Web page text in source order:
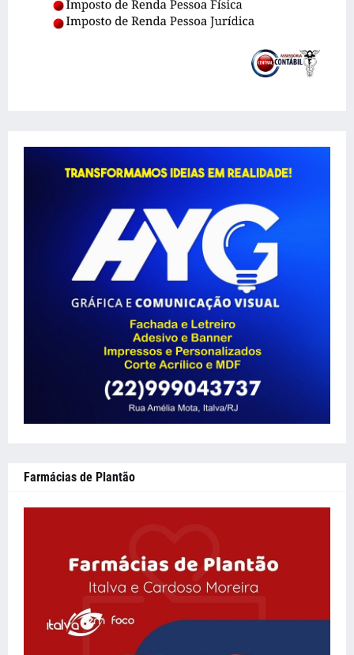
Farmácias de Plantão